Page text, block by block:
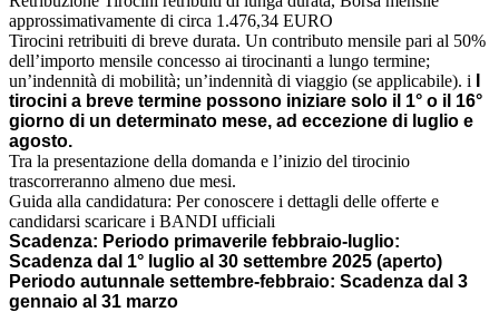
approssimativamente di circa 1.476,34 EURO
Tirocini retribuiti di breve durata. Un contributo mensile pari al 50%
dell’importo mensile concesso ai tirocinanti a lungo termine;
un’indennità di mobilità; un’indennità di viaggio (se applicabile). i
tirocini a breve termine possono iniziare solo il 1° o il 16°
giorno di un determinato mese, ad eccezione di luglio e
agosto.
Tra la presentazione della domanda e l’inizio del tirocinio
trascorreranno almeno due mesi.
Guida alla candidatura: Per conoscere i dettagli delle offerte e
candidarsi scaricare i BANDI ufficiali
Scadenza: Periodo primaverile febbraio-luglio:
Scadenza dal 1° luglio al 30 settembre 2025 (aperto)
Periodo autunnale settembre-febbraio: Scadenza dal 3
gennaio al 31 marzo